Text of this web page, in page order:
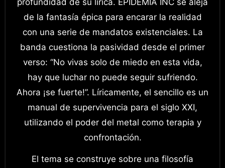
de la fantasía épica para encarar la realidad
con una serie de mandatos existenciales. La
banda cuestiona la pasividad desde el primer
verso: “No vivas solo de miedo en esta vida,
hay que luchar no puede seguir sufriendo.
Ahora ¡se fuerte!”. Líricamente, el sencillo es un
manual de supervivencia para el siglo XXI,
utilizando el poder del metal como terapia y
confrontación.
El tema se construye sobre una filosofía